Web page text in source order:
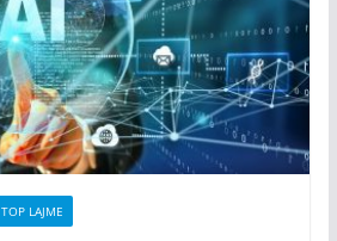
TOP LAJME